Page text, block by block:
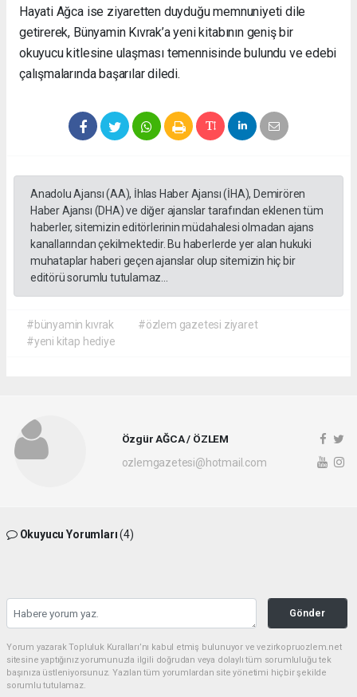
Hayati Ağca ise ziyaretten duyduğu memnuniyeti dile
getirerek, Bünyamin Kıvrak’a yeni kitabının geniş bir
okuyucu kitlesine ulaşması temennisinde bulundu ve edebi
çalışmalarında başarılar diledi.
Anadolu Ajansı (AA), İhlas Haber Ajansı (İHA), Demirören
Haber Ajansı (DHA) ve diğer ajanslar tarafından eklenen tüm
haberler, sitemizin editörlerinin müdahalesi olmadan ajans
kanallarından çekilmektedir. Bu haberlerde yer alan hukuki
muhataplar haberi geçen ajanslar olup sitemizin hiç bir
editörü sorumlu tutulamaz...
#bünyamin kıvrak
#özlem gazetesi ziyaret
#yeni kitap hediye
Özgür AĞCA / ÖZLEM
ozlemgazetesi@hotmail.com
Okuyucu Yorumları(4)
Gönder
Yorum yazarak Topluluk Kuralları’nı kabul etmiş bulunuyor ve vezirkopruozlem.net
sitesine yaptığınız yorumunuzla ilgili doğrudan veya dolaylı tüm sorumluluğu tek
başınıza üstleniyorsunuz. Yazılan tüm yorumlardan site yönetimi hiçbir şekilde
sorumlu tutulamaz.